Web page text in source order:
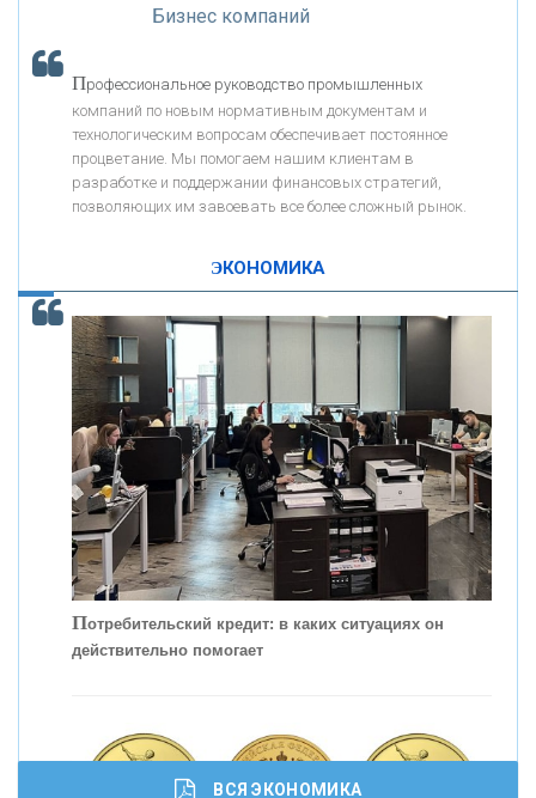
«РОСЕВРОБАНК»
«ПРЕСС-СЛУЖБА ВТБ24»
«АВТОГРАДБАНК»
ОНАС
КОНТАКТЫ
К ак Система быстрых платежей за пять лет
Бизнес компаний
Профессиональное руководство промышленных
компаний по новым нормативным документам и
технологическим вопросам обеспечивает постоянное
процветание. Мы помогаем нашим клиентам в
разработке и поддержании финансовых стратегий,
позволяющих им завоевать все более сложный рынок.
ЭКОНОМИКА
Потребительский кредит: в каких ситуациях он
действительно помогает
ВСЯ ЭКОНОМИКА